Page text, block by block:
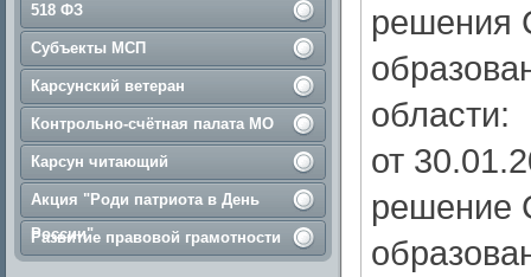
518 ФЗ
Субъекты МСП
Карсунский ветеран
Контрольно-счётная палата МО
Карсун читающий
Акция "Роди патриота в День
России"
Развитие правовой грамотности
решения
области:
от
решение